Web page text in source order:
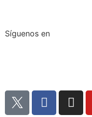
Síguenos en